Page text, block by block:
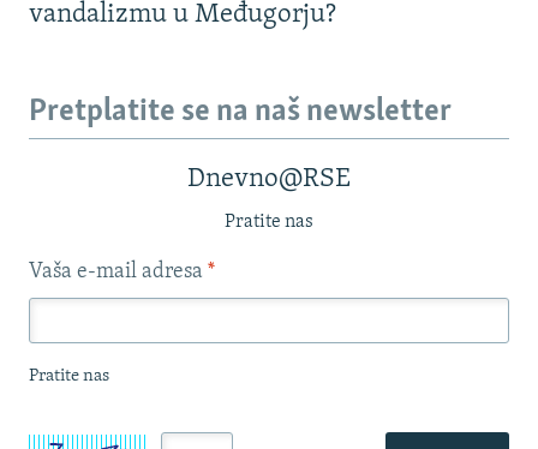
vandalizmu u Međugorju?
Pretplatite se na naš newsletter
Dnevno@RSE
Pratite nas
Vaša e-mail adresa *
Pratite nas